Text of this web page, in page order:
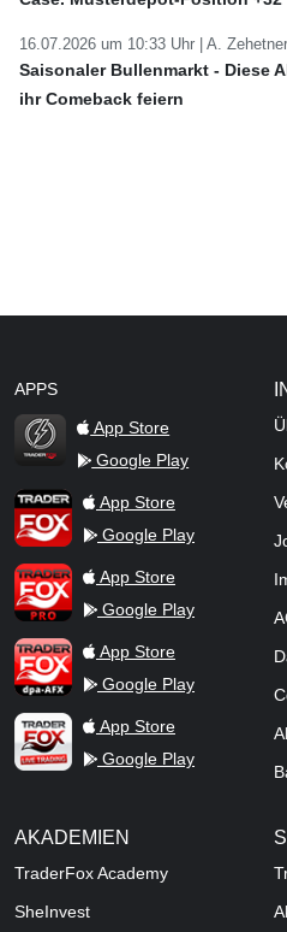
16.07.2026 um 10:33 Uhr | A. Zehetner
Saisonaler Bullenmarkt - Diese
ihr Comeback feiern
APPS
TraderFox Flash
App Store
Google Play
TraderFox AppApp Store
Google Play
TraderFox ProApp Store
Google Play
TraderFox dpa-AFX ProFeed
App Store
Google Play
TraderFox Live Trading
App Store
Google Play
AKADEMIEN
TraderFox Academy
SheInvest